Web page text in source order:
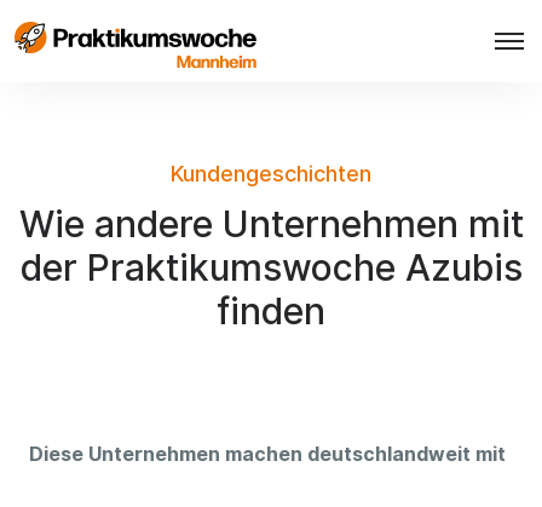
Kundengeschichten
Wie andere Unternehmen mit
der Praktikumswoche Azubis
finden
Diese Unternehmen machen deutschlandweit mit